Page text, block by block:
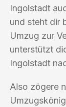
Ingolstadt
und steht dir
Umzug zur
unterstützt
Ingolstadt
Also zögere